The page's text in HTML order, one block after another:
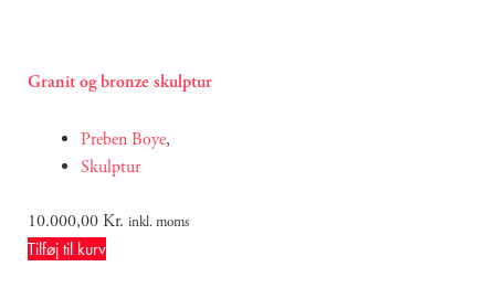
Granit og bronze skulptur
Preben Boye,
Skulptur
10.000,00Kr. inkl. moms
Tilføj til kurv